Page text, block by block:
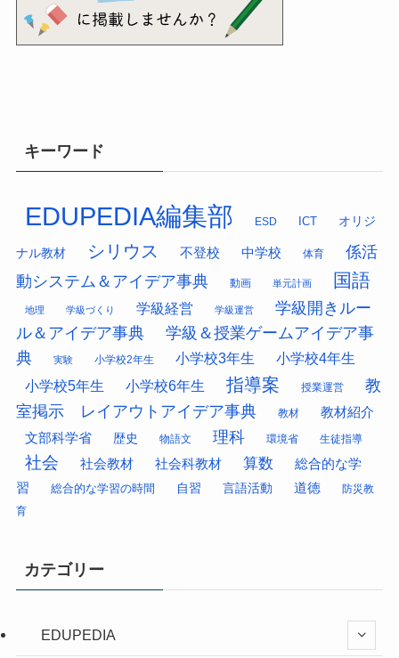
キーワード
EDUPEDIA編集部 ESD ICT オリジ
ナル教材 シリウス 不登校 中学校 体育
係活
動システム＆アイデア事典
動画 単元計画 国語
地理 学級づくり 学級経営 学級運営
学級開きルー
ル＆アイデア事典
学級＆授業ゲームアイデア事
典
実験 小学校2年生 小学校3年生
小学校4年生
小学校5年生
小学校6年生 指導案 授業運営
教
室掲示 レイアウトアイデア事典
教材 教材紹介
文部科学省 歴史 物語文 理科 環境省 生徒指導
社会 社会教材 社会科教材 算数
総合的な学
習
総合的な学習の時間 自習 言語活動 道徳 防災教
育
カテゴリー
EDUPEDIA